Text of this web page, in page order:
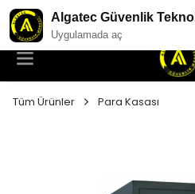
YENI NESIL GÜVENLIK
Tüm Ürünler Para Kasası
Algatec Güvenlik
Uygulamada aç